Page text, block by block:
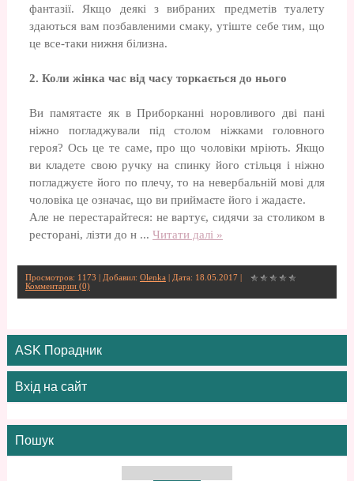
фантазії. Якщо деякі з вибраних предметів туалету
здаються вам позбавленими смаку, утіште себе тим, що
це все-таки нижня білизна.
2. Коли жінка час від часу торкається до нього
Ви памятаєте як в Приборканні норовливого дві пані
ніжно погладжували під столом ніжками головного
героя? Ось це те саме, про що чоловіки мріють. Якщо
ви кладете свою ручку на спинку його стільця і ніжно
погладжуєте його по плечу, то на невербальній мові для
чоловіка це означає, що ви приймаєте його і жадаєте.
Але не перестарайтеся: не вартує, сидячи за столиком в
ресторані, лізти до н ... Читати далі »
Просмотров: 1173 | Добавил: Olenka | Дата: 18.05.2017|
Комментарии (0)
ASK Порадник
Вхід на сайт
Пошук